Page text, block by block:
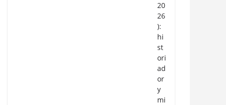
20
26
):
hi
st
ori
ad
or
y
mi